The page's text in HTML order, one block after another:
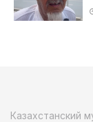
Казахстанский